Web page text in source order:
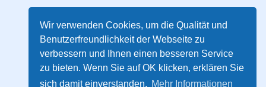
Wir verwenden Cookies, um die Qualität und
Benutzerfreundlichkeit der Webseite zu
verbessern und Ihnen einen besseren Service
zu bieten. Wenn Sie auf OK klicken, erklären Sie
sich damit einverstanden. Mehr Informationen